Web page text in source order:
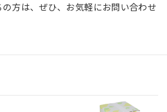
方は、ぜひ、お気軽にお問い合わせ